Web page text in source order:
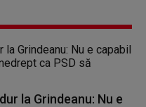
la Grindeanu: Nu e